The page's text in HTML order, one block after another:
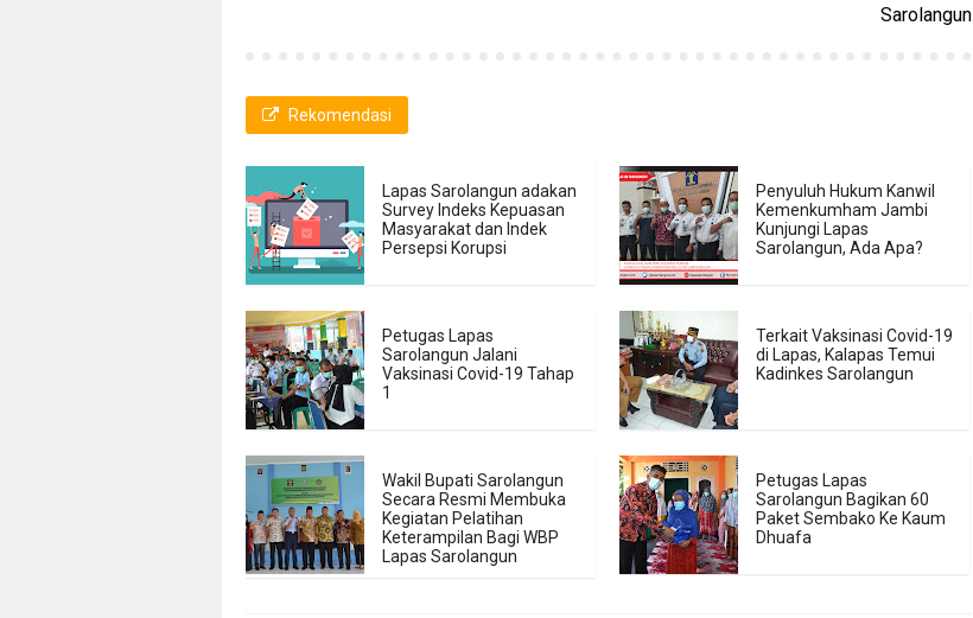
Sarolangun
Rekomendasi
Lapas Sarolangun adakan
Survey Indeks Kepuasan
Masyarakat dan Indek
Persepsi Korupsi
Penyuluh Hukum Kanwil
Kemenkumham Jambi
Kunjungi Lapas
Sarolangun, Ada Apa?
Petugas Lapas
Sarolangun Jalani
Vaksinasi Covid-19 Tahap
1
Terkait Vaksinasi Covid-19
di Lapas, Kalapas Temui
Kadinkes Sarolangun
Wakil Bupati Sarolangun
Secara Resmi Membuka
Kegiatan Pelatihan
Keterampilan Bagi WBP
Lapas Sarolangun
Petugas Lapas
Sarolangun Bagikan 60
Paket Sembako Ke Kaum
Dhuafa